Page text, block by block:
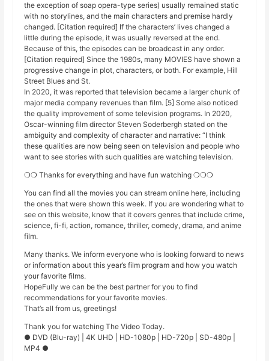
the exception of soap opera-type series) usually remained static
with no storylines, and the main characters and premise hardly
changed. [Citation required] If the characters’ lives changed a
little during the episode, it was usually reversed at the end.
Because of this, the episodes can be broadcast in any order.
[Citation required] Since the 1980s, many MOVIES have shown a
progressive change in plot, characters, or both. For example, Hill
Street Blues and St.
In 2020, it was reported that television became a larger chunk of
major media company revenues than film. [5] Some also noticed
the quality improvement of some television programs. In 2020,
Oscar-winning film director Steven Soderbergh stated on the
ambiguity and complexity of character and narrative: “I think
these qualities are now being seen on television and people who
want to see stories with such qualities are watching television.
❍❍ Thanks for everything and have fun watching ❍❍❍
You can find all the movies you can stream online here, including
the ones that were shown this week. If you are wondering what to
see on this website, know that it covers genres that include crime,
science, fi-fi, action, romance, thriller, comedy, drama, and anime
film.
Many thanks. We inform everyone who is looking forward to news
or information about this year’s film program and how you watch
your favorite films.
HopeFully we can be the best partner for you to find
recommendations for your favorite movies.
That’s all from us, greetings!
Thank you for watching The Video Today.
● DVD (Blu-ray) | 4K UHD | HD-1080p | HD-720p | SD-480p |
MP4 ●